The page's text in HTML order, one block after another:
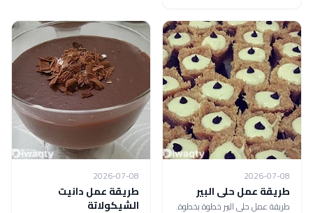
2026-07-08
طريقة عمل حلى البير
طريقة عمل حلى البير خطوة بخطوة.
2026-07-08
طريقة عمل دانيت
الشيكولاتة